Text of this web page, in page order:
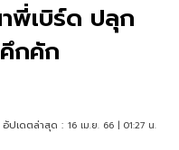
พี่เบิร์ด ปลุก
กคัก
อัปเดตล่าสุด : 16 เม.ย. 66 | 01:27 น.